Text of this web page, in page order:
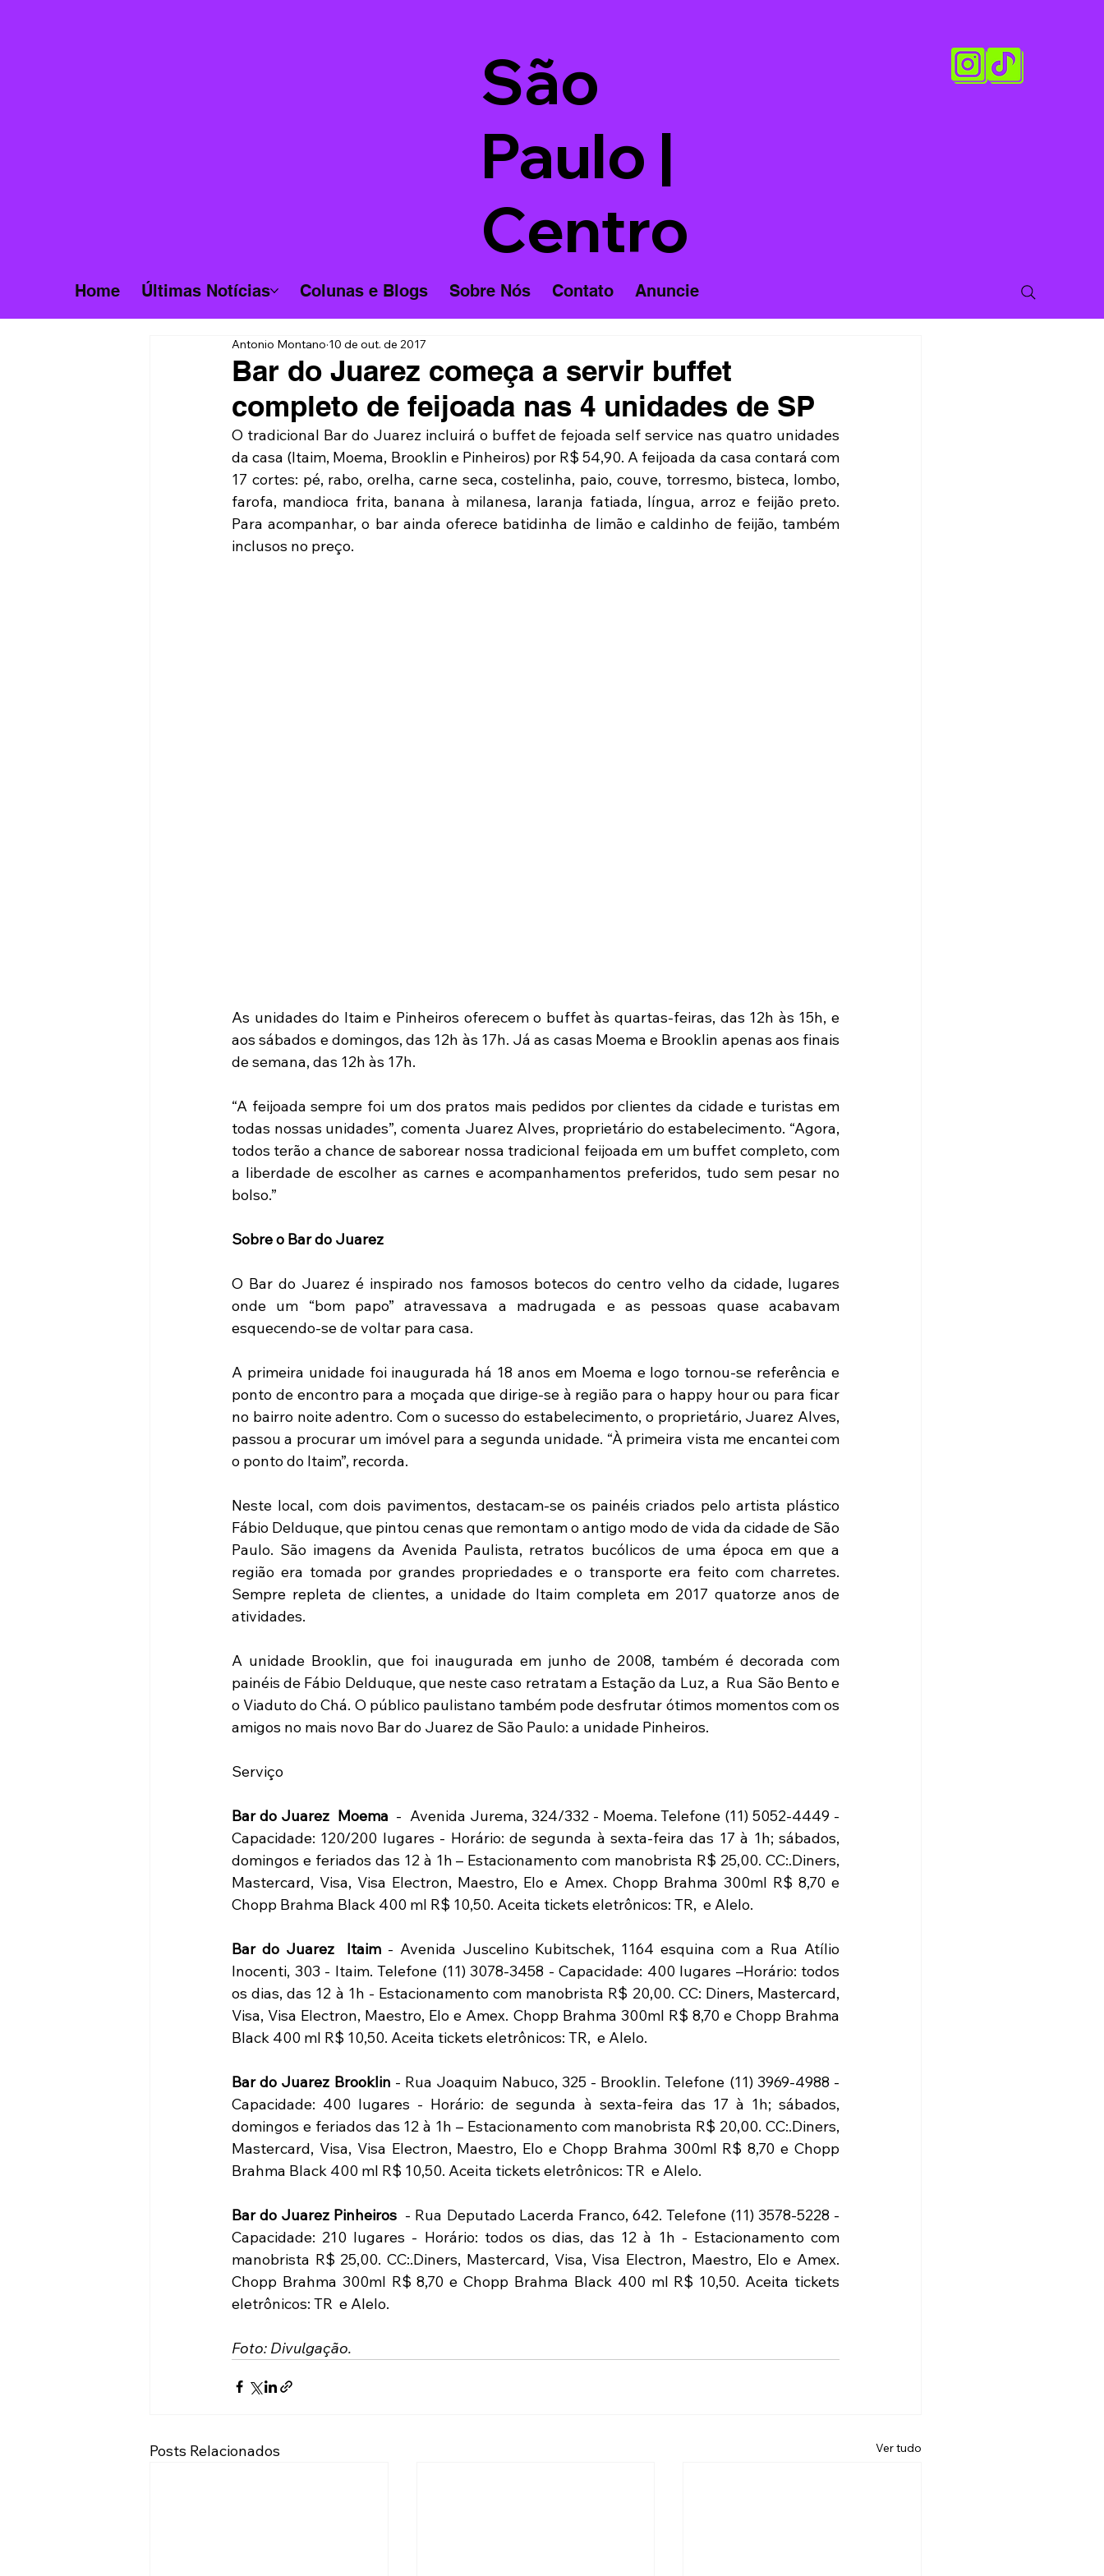
São
Paulo |
Centro
Home Últimas Notícias Colunas e Blogs Sobre Nós Contato Anuncie
Bar do Juarez começa a servir buffet
completo de feijoada nas 4 unidades de SP
Antonio Montano 10 de out. de 2017
O tradicional Bar do Juarez incluirá o buffet de fejoada self service nas quatro unidades
da casa (Itaim, Moema, Brooklin e Pinheiros) por R$ 54,90. A feijoada da casa contará com
17 cortes: pé, rabo, orelha, carne seca, costelinha, paio, couve, torresmo, bisteca, lombo,
farofa, mandioca frita, banana à milanesa, laranja fatiada, língua, arroz e feijão preto.
Para acompanhar, o bar ainda oferece batidinha de limão e caldinho de feijão, também
inclusos no preço.
As unidades do Itaim e Pinheiros oferecem o buffet às quartas-feiras, das 12h às 15h, e
aos sábados e domingos, das 12h às 17h. Já as casas Moema e Brooklin apenas aos finais
de semana, das 12h às 17h.
“A feijoada sempre foi um dos pratos mais pedidos por clientes da cidade e turistas em
todas nossas unidades”, comenta Juarez Alves, proprietário do estabelecimento. “Agora,
todos terão a chance de saborear nossa tradicional feijoada em um buffet completo, com
a liberdade de escolher as carnes e acompanhamentos preferidos, tudo sem pesar no
bolso.”
Sobre o Bar do Juarez
O Bar do Juarez é inspirado nos famosos botecos do centro velho da cidade, lugares
onde um “bom papo” atravessava a madrugada e as pessoas quase acabavam
esquecendo-se de voltar para casa.
A primeira unidade foi inaugurada há 18 anos em Moema e logo tornou-se referência e
ponto de encontro para a moçada que dirige-se à região para o happy hour ou para ficar
no bairro noite adentro. Com o sucesso do estabelecimento, o proprietário, Juarez Alves,
passou a procurar um imóvel para a segunda unidade. “À primeira vista me encantei com
o ponto do Itaim”, recorda.
Neste local, com dois pavimentos, destacam-se os painéis criados pelo artista plástico
Fábio Delduque, que pintou cenas que remontam o antigo modo de vida da cidade de São
Paulo. São imagens da Avenida Paulista, retratos bucólicos de uma época em que a
região era tomada por grandes propriedades e o transporte era feito com charretes.
Sempre repleta de clientes, a unidade do Itaim completa em 2017 quatorze anos de
atividades.
A unidade Brooklin, que foi inaugurada em junho de 2008, também é decorada com
painéis de Fábio Delduque, que neste caso retratam a Estação da Luz, a  Rua São Bento e
o Viaduto do Chá. O público paulistano também pode desfrutar ótimos momentos com os
amigos no mais novo Bar do Juarez de São Paulo: a unidade Pinheiros.
Serviço
Bar do Juarez  Moema
  -  Avenida Jurema, 324/332 - Moema. Telefone (11) 5052-4449 -
Capacidade: 120/200 lugares - Horário: de segunda à sexta-feira das 17 à 1h; sábados,
domingos e feriados das 12 à 1h – Estacionamento com manobrista R$ 25,00. CC:.Diners,
Mastercard, Visa, Visa Electron, Maestro, Elo e Amex. Chopp Brahma 300ml R$ 8,70 e
Chopp Brahma Black 400 ml R$ 10,50. Aceita tickets eletrônicos: TR,  e Alelo.
Bar do Juarez  Itaim - Avenida Juscelino Kubitschek, 1164 esquina com a Rua Atílio
Inocenti, 303 - Itaim. Telefone (11) 3078-3458 - Capacidade: 400 lugares –Horário: todos
os dias, das 12 à 1h - Estacionamento com manobrista R$ 20,00. CC: Diners, Mastercard,
Visa, Visa Electron, Maestro, Elo e Amex. Chopp Brahma 300ml R$ 8,70 e Chopp Brahma
Black 400 ml R$ 10,50. Aceita tickets eletrônicos: TR,  e Alelo.
Bar do Juarez Brooklin - Rua Joaquim Nabuco, 325 - Brooklin. Telefone (11) 3969-4988 -
Capacidade: 400 lugares - Horário: de segunda à sexta-feira das 17 à 1h; sábados,
domingos e feriados das 12 à 1h – Estacionamento com manobrista R$ 20,00. CC:.Diners,
Mastercard, Visa, Visa Electron, Maestro, Elo e Chopp Brahma 300ml R$ 8,70 e Chopp
Brahma Black 400 ml R$ 10,50. Aceita tickets eletrônicos: TR  e Alelo.
Bar do Juarez Pinheiros
  - Rua Deputado Lacerda Franco, 642. Telefone (11) 3578-5228 -
Capacidade: 210 lugares - Horário: todos os dias, das 12 à 1h - Estacionamento com
manobrista R$ 25,00. CC:.Diners, Mastercard, Visa, Visa Electron, Maestro, Elo e Amex.
Chopp Brahma 300ml R$ 8,70 e Chopp Brahma Black 400 ml R$ 10,50. Aceita tickets
eletrônicos: TR  e Alelo.
Foto: Divulgação.
Posts Relacionados Ver tudo